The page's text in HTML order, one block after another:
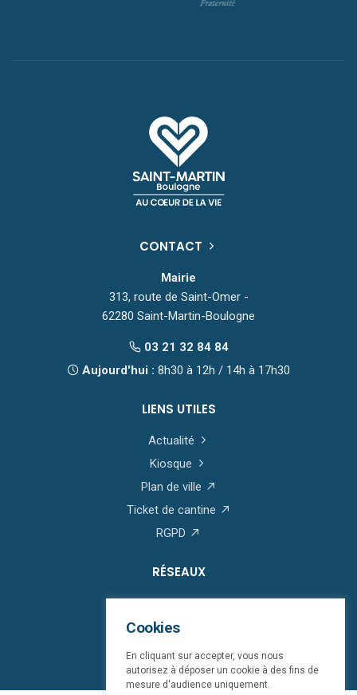
CONTACT
Mairie
313, route de Saint-Omer -
62280 Saint-Martin-Boulogne
03 21 32 84 84
Aujourd'hui : 8h30 à 12h / 14h à 17h30
LIENS UTILES
Actualité
Kiosque
Plan de ville
Ticket de cantine
RGPD
RÉSEAUX
Cookies
En cliquant sur accepter, vous nous
autorisez à déposer un cookie à des fins de
mesure d'audience uniquement.